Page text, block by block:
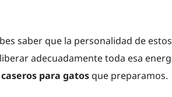
saber que la personalidad de
adecuadamente toda esa
para gatos que preparamos.